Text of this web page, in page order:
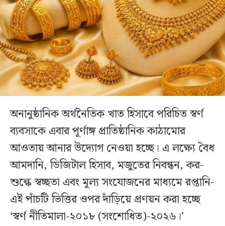
অনানুষ্ঠানিক অর্থনৈতিক খাত হিসাবে পরিচিত স্বর্ণ
ব্যবসাকে এবার পূর্ণাঙ্গ প্রাতিষ্ঠানিক কাঠামোর
আওতায় আনার উদ্যোগ নেওয়া হচ্ছে। এ লক্ষ্যে বৈধ
আমদানি, ডিজিটাল হিসাব, মজুতের নিবন্ধন, কর-
শুল্কে স্বচ্ছতা এবং মূল্য সংযোজনের মাধ্যমে রপ্তানি-
এই পাঁচটি ভিত্তির ওপর দাঁড়িয়ে প্রণয়ন করা হচ্ছে
‘স্বর্ণ নীতিমালা-২০১৮ (সংশোধিত)-২০২৬।’